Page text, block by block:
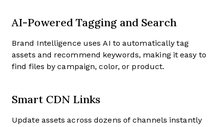
AI-Powered Tagging and Search
Brand Intelligence uses AI to automatically tag
assets and recommend keywords, making it easy to
find files by campaign, color, or product.
Smart CDN Links
Update assets across dozens of channels instantly